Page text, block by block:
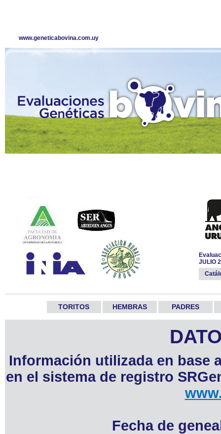
www.geneticabovina.com.uy
JULIO
TORITOS HEMBRAS PADRES
Información utilizada en base
en el sistema de registro
Fecha de